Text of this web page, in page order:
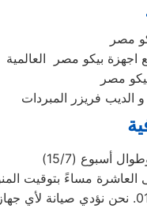
مصر
اجهزة بيكو مصر العالمية
مصر